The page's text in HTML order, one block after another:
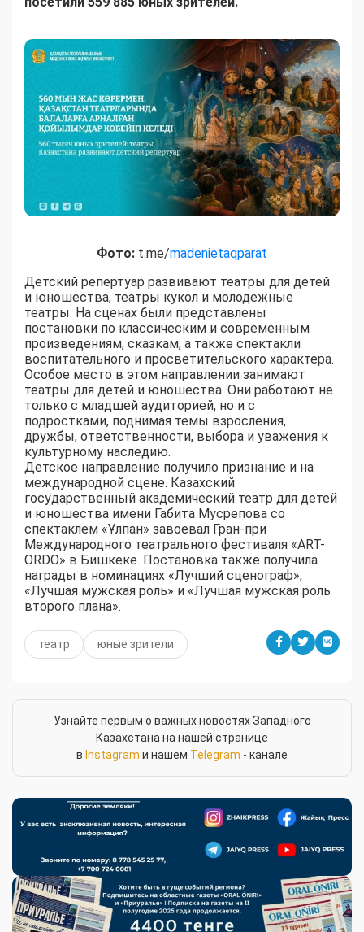
Фото: t.me/madenietaqparat
Детский репертуар развивают театры для детей
и юношества, театры кукол и молодежные
театры. На сценах были представлены
постановки по классическим и современным
произведениям, сказкам, а также спектакли
воспитательного и просветительского характера.
Особое место в этом направлении занимают
театры для детей и юношества. Они работают не
только с младшей аудиторией, но и с
подростками, поднимая темы взросления,
дружбы, ответственности, выбора и уважения к
культурному наследию.
Детское направление получило признание и на
международной сцене. Казахский
государственный академический театр для детей
и юношества имени Габита Мусрепова со
спектаклем «Ұлпан» завоевал Гран-при
Международного театрального фестиваля «ART-
ORDO» в Бишкеке. Постановка также получила
награды в номинациях «Лучший сценограф»,
«Лучшая мужская роль» и «Лучшая мужская роль
второго плана».
театр юные зрители
Узнайте первым о важных новостях Западного
Казахстана на нашей странице
в Instagram и нашем Telegram - канале